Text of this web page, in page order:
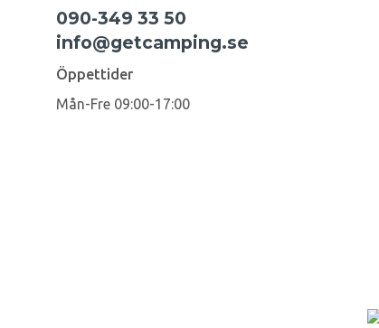
090-349 33 50
info@getcamping.se
Öppettider
Mån-Fre 09:00-17:00